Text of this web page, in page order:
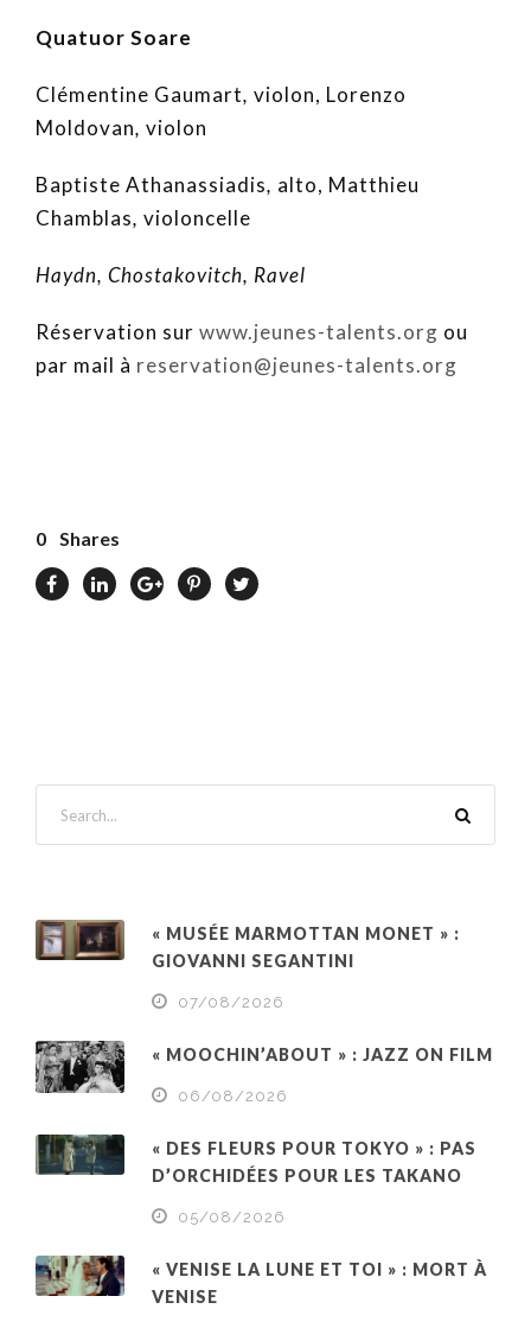
Quatuor Soare
Clémentine Gaumart, violon, Lorenzo
Moldovan, violon
Baptiste Athanassiadis, alto, Matthieu
Chamblas, violoncelle
Haydn, Chostakovitch, Ravel
Réservation sur www.jeunes-talents.org ou
par mail à reservation@jeunes-talents.org
0 Shares
« MUSÉE MARMOTTAN MONET » :
GIOVANNI SEGANTINI
07/08/2026
« MOOCHIN’ABOUT » : JAZZ ON FILM
06/08/2026
« DES FLEURS POUR TOKYO » : PAS
D’ORCHIDÉES POUR LES TAKANO
05/08/2026
« VENISE LA LUNE ET TOI » : MORT À
VENISE